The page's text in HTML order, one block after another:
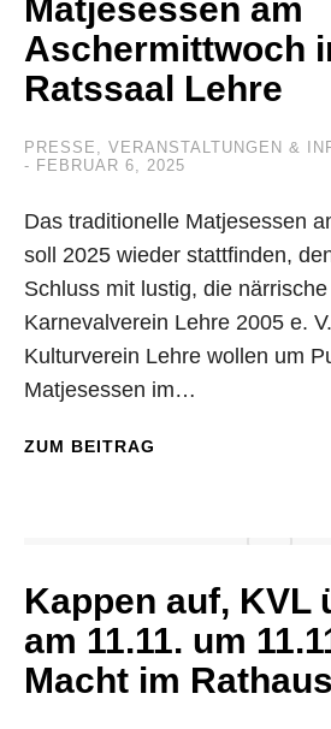
Matjesessen am
Aschermittwoch
Ratssaal Lehre
PRESSE , VERANSTALTUNGEN &
FEBRUAR 6, 2025
Das traditionelle Matjesessen
soll 2025 wieder stattfinden,
Schluss mit lustig, die
Karnevalverein Lehre 2005 e.
Kulturverein Lehre wollen um
Matjesessen im…
ZUM BEITRAG
Kappen auf, KVL
am 11.11. um
Macht im